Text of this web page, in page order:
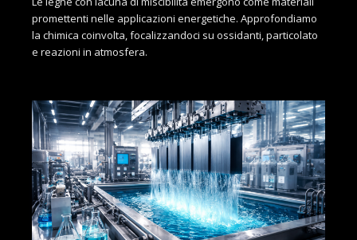
promettenti nelle applicazioni energetiche. Approfondiamo
la chimica coinvolta, focalizzandoci su ossidanti, particolato
e reazioni in atmosfera.